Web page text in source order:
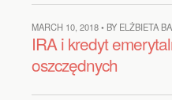
MARCH 10, 2018 • BY ELŻBIETA
IRA i kredyt
oszczędnych